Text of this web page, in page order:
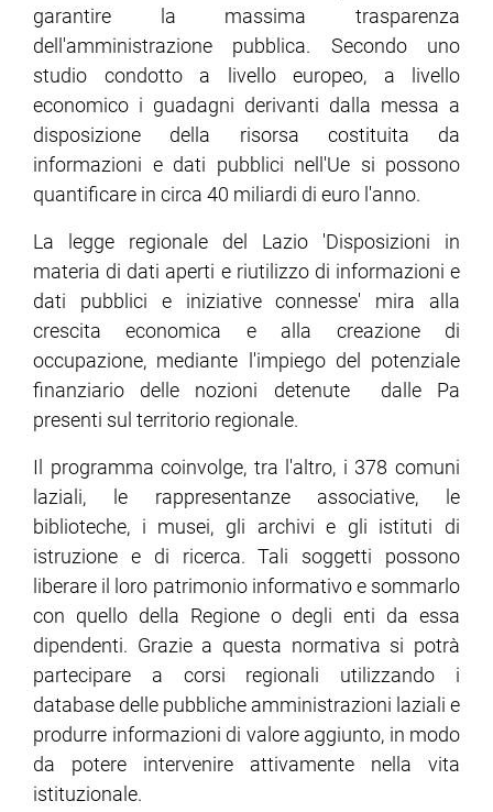
garantire la massima trasparenza
dell'amministrazione pubblica. Secondo uno
studio condotto a livello europeo, a livello
economico i guadagni derivanti dalla messa a
disposizione della risorsa costituita da
informazioni e dati pubblici nell'Ue si possono
quantificare in circa 40 miliardi di euro l'anno.
La legge regionale del Lazio 'Disposizioni in
materia di dati aperti e riutilizzo di informazioni e
dati pubblici e iniziative connesse' mira alla
crescita economica e alla creazione di
occupazione, mediante l'impiego del potenziale
finanziario delle nozioni detenute dalle Pa
presenti sul territorio regionale.
Il programma coinvolge, tra l'altro, i 378 comuni
laziali, le rappresentanze associative, le
biblioteche, i musei, gli archivi e gli istituti di
istruzione e di ricerca. Tali soggetti possono
liberare il loro patrimonio informativo e sommarlo
con quello della Regione o degli enti da essa
dipendenti. Grazie a questa normativa si potrà
partecipare a corsi regionali utilizzando i
database delle pubbliche amministrazioni laziali e
produrre informazioni di valore aggiunto, in modo
da potere intervenire attivamente nella vita
istituzionale.